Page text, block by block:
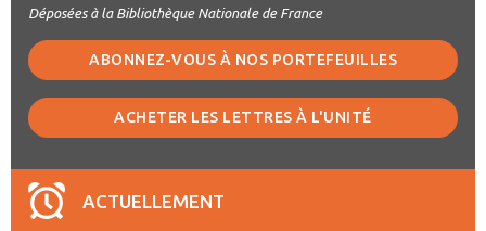
Déposées à la Bibliothèque Nationale de France
ABONNEZ-VOUS À NOS PORTEFEUILLES
ACHETER LES LETTRES À L'UNITÉ
ACTUELLEMENT